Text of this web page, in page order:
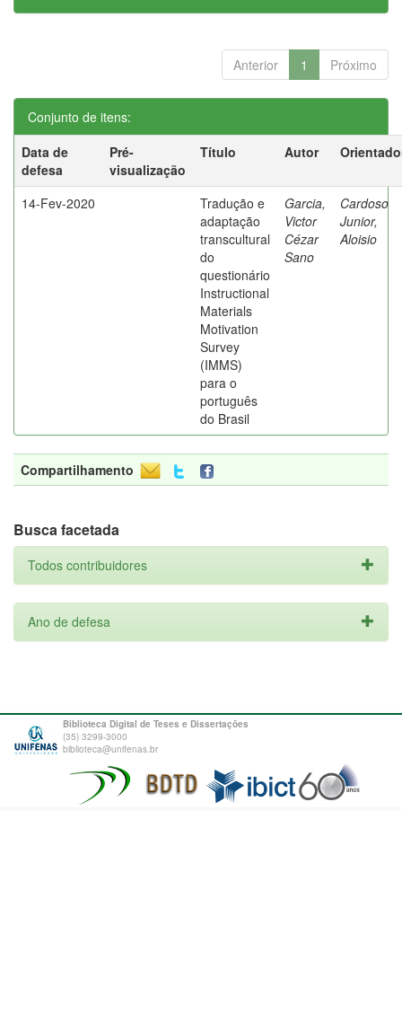
Anterior 1 Próximo
Conjunto de itens:
Data de
defesa
Pré-
visualização
Título Autor
14-Fev-2020
Tradução e
adaptação
transcultural
do
questionário
Instructional
Materials
Motivation
Survey
(IMMS)
para o
português
do Brasil
Garcia,
Victor
Cézar
Sano
Cardoso
Junior,
Aloisio
Compartilhamento
Busca facetada
Todos contribuidores
Ano de defesa
Biblioteca Digital de Teses e Dissertações
(35) 3299-3000
biblioteca@unifenas.br